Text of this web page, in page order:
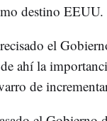
destino EEUU.
el
ahí la
de